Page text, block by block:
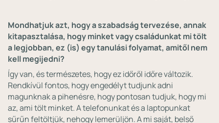
Mondhatjuk azt, hogy a szabadság tervezése, annak
kitapasztalása, hogy minket vagy családunkat mi tölt
a legjobban, ez (is) egy tanulási folyamat, amitől nem
kell megijedni?
Így van, és természetes, hogy ez időről időre változik.
Rendkívül fontos, hogy engedélyt tudjunk adni
magunknak a pihenésre, hogy pontosan tudjuk, hogy mi
az, ami tölt minket. A telefonunkat és a laptopunkat
sűrűn feltöltjük, nehogy lemerüljön. A mi saját, belső